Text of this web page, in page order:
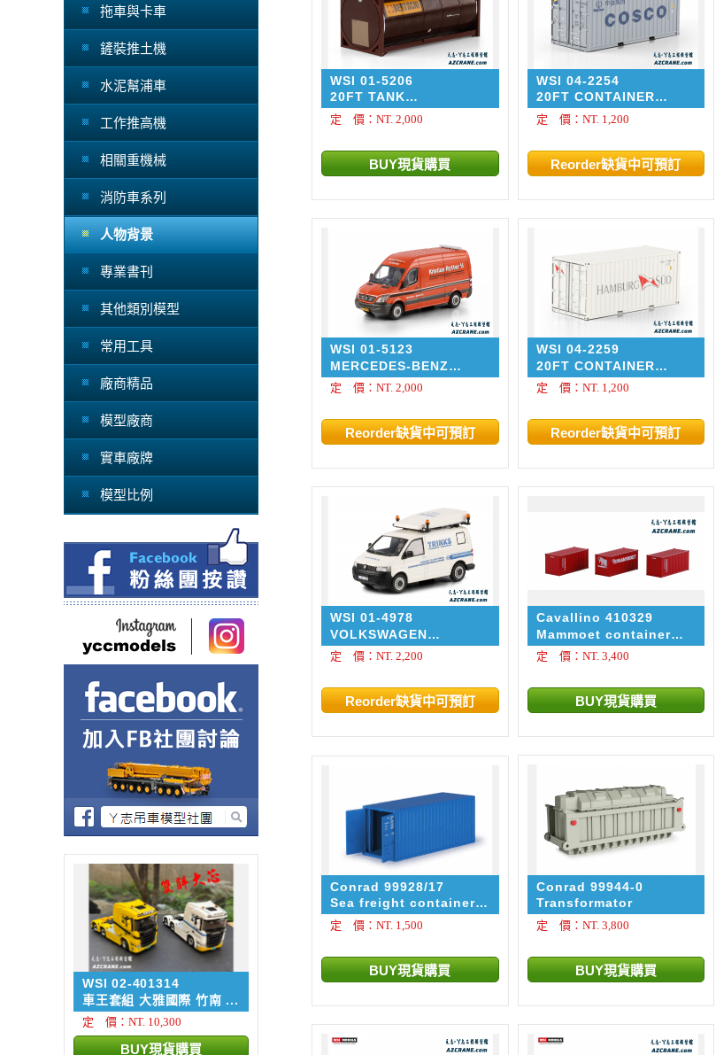
拖車與卡車
鏟裝推土機
水泥幫浦車
工作推高機
相關重機械
消防車系列
人物背景
專業書刊
其他類別模型
常用工具
廠商精品
模型廠商
實車廠牌
模型比例
WSI 02-401314
車王套組 大雅國際 竹南 ...
定 價：NT. 10,300
WSI 01-5206
20FT TANK
CONTAINER Bertschi
定 價：NT. 2,000
WSI 04-2254
20FT CONTAINER
COSCO Premium Line
定 價：NT. 1,200
WSI 01-5123
MERCEDES-BENZ
SPRINTER Kristian
Rytter A/S
定 價：NT. 2,000
WSI 04-2259
20FT CONTAINER
Hamburg Süd Premium
Line
定 價：NT. 1,200
WSI 01-4978
VOLKSWAGEN
TRANSPORTER BF3
Trinks
定 價：NT. 2,200
Cavallino 410329
Mammoet container
set IV
定 價：NT. 3,400
Conrad 99928/17
Sea freight container
20 feet
定 價：NT. 1,500
Conrad 99944-0
Transformator
定 價：NT. 3,800